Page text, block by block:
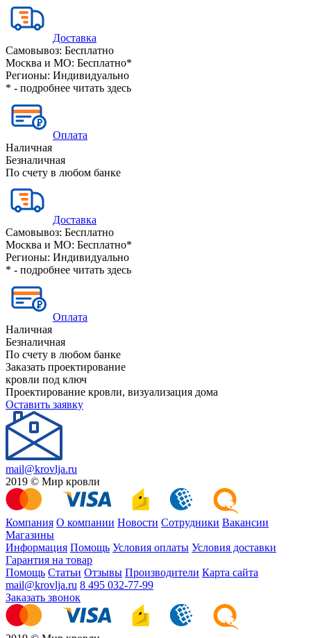
Доставка
Самовывоз: Бесплатно
Москва и МО: Бесплатно*
Регионы: Индивидуально
* - подробнее читать здесь
Оплата
Наличная
Безналичная
По счету в любом банке
Доставка
Самовывоз: Бесплатно
Москва и МО: Бесплатно*
Регионы: Индивидуально
* - подробнее читать здесь
Оплата
Наличная
Безналичная
По счету в любом банке
Заказать проектирование
кровли под ключ
Проектирование кровли, визуализация дома
Оставить заявку
mail@krovlja.ru
2019 © Мир кровли
Компания О компании Новости Сотрудники Вакансии
Магазины
Информация Помощь Условия оплаты Условия доставки
Гарантия на товар
Помощь Статьи Отзывы Производители Карта сайта
mail@krovlja.ru 8 495 032-77-99
Заказать звонок